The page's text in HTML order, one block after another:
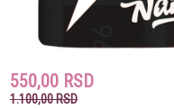
550,00 RSD
1.100,00 RSD